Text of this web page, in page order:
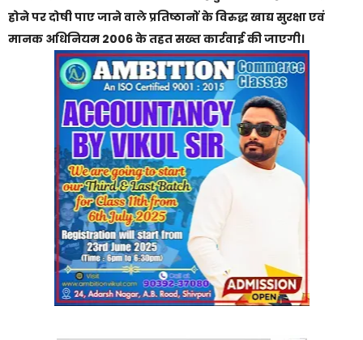
होने पर दोषी पाए जाने वाले प्रतिष्ठानों के विरुद्ध खाद्य सुरक्षा एवं
मानक अधिनियम 2006 के तहत सख्त कार्रवाई की जाएगी।